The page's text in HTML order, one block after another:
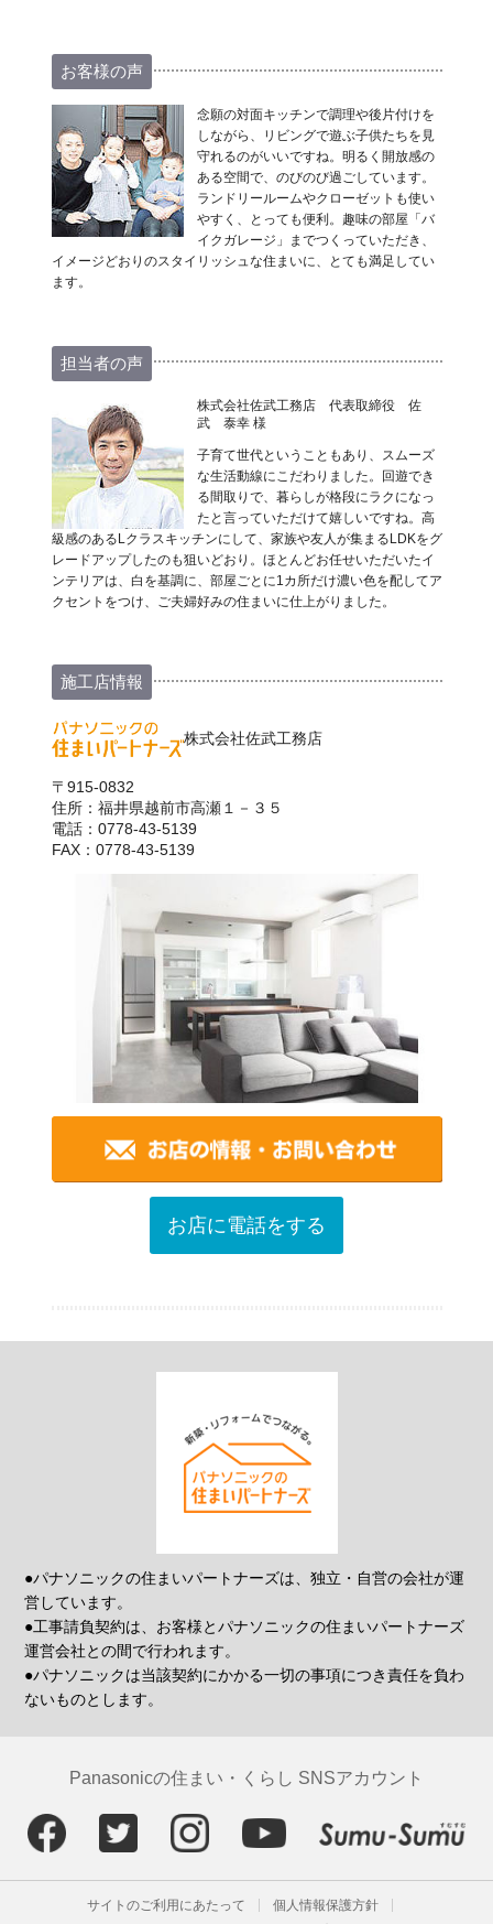
お客様の声
念願の対面キッチンで調理や後片付けを
しながら、リビングで遊ぶ子供たちを見
守れるのがいいですね。明るく開放感の
ある空間で、のびのび過ごしています。
ランドリールームやクローゼットも使い
やすく、とっても便利。趣味の部屋「バ
イクガレージ」までつくっていただき、
イメージどおりのスタイリッシュな住まいに、とても満足してい
ます。
担当者の声
株式会社佐武工務店 代表取締役 佐
武 泰幸 様
子育て世代ということもあり、スムーズ
な生活動線にこだわりました。回遊でき
る間取りで、暮らしが格段にラクになっ
たと言っていただけて嬉しいですね。高
級感のあるLクラスキッチンにして、家族や友人が集まるLDKをグ
レードアップしたのも狙いどおり。ほとんどお任せいただいたイ
ンテリアは、白を基調に、部屋ごとに1カ所だけ濃い色を配してア
クセントをつけ、ご夫婦好みの住まいに仕上がりました。
施工店情報
株式会社佐武工務店
〒915-0832
住所：福井県越前市高瀬１－３５
電話：0778-43-5139
FAX：0778-43-5139
お店に電話をする
●パナソニックの住まいパートナーズは、独立・自営の会社が運
営しています。
●工事請負契約は、お客様とパナソニックの住まいパートナーズ
運営会社との間で行われます。
●パナソニックは当該契約にかかる一切の事項につき責任を負わ
ないものとします。
Panasonicの住まい・くらし SNSアカウント
サイトのご利用にあたって
個人情報保護方針